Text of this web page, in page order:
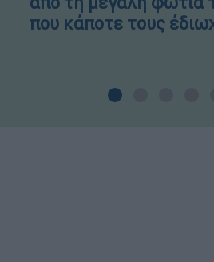
που κάποτε τους